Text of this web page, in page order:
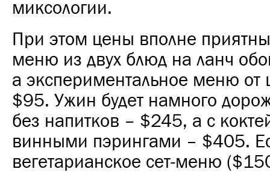
миксологии.
При этом цены вполне
меню из двух блюд на ланч
а экспериментальное меню
$95. Ужин будет намного
без напитков – $245, а с
винными пэрингами – $405.
вегетарианское сет-меню